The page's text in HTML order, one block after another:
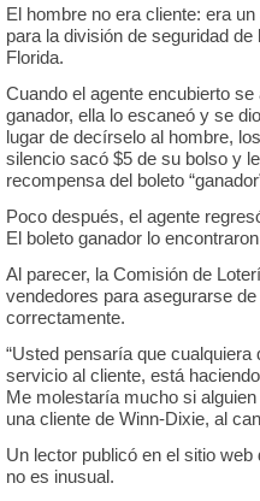
El hombre no era cliente: era
para la división de seguridad
Florida.
Cuando el agente encubierto
ganador, ella lo escaneó y se
lugar de decírselo al hombre,
silencio sacó $5 de su bolso y
recompensa del boleto
Poco después, el agente
El boleto ganador lo
Al parecer, la Comisión de
vendedores para asegurarse
correctamente.
“Usted pensaría que cualquiera
servicio al cliente, está
Me molestaría mucho si
una cliente de Winn-Dixie, al
Un lector publicó en el sitio
no es inusual.